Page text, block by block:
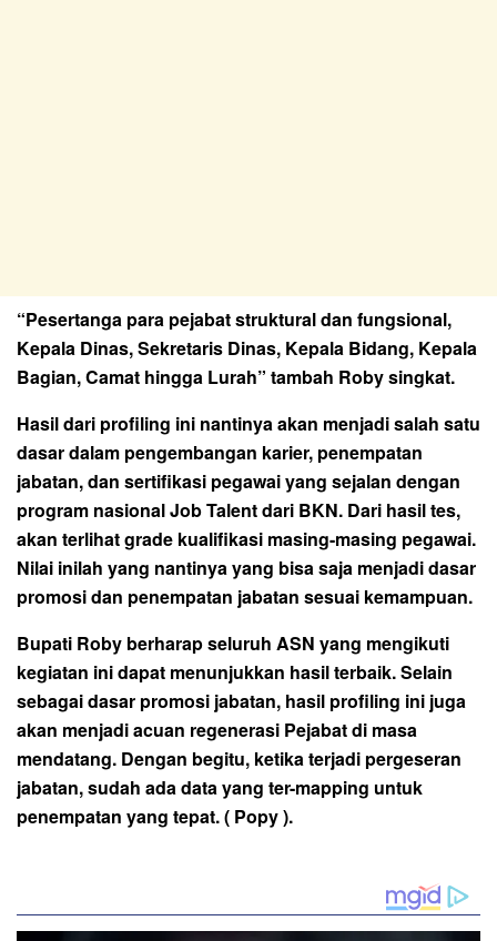
“Pesertanga para pejabat struktural dan fungsional,
Kepala Dinas, Sekretaris Dinas, Kepala Bidang, Kepala
Bagian, Camat hingga Lurah” tambah Roby singkat.
Hasil dari profiling ini nantinya akan menjadi salah satu
dasar dalam pengembangan karier, penempatan
jabatan, dan sertifikasi pegawai yang sejalan dengan
program nasional Job Talent dari BKN. Dari hasil tes,
akan terlihat grade kualifikasi masing-masing pegawai.
Nilai inilah yang nantinya yang bisa saja menjadi dasar
promosi dan penempatan jabatan sesuai kemampuan.
Bupati Roby berharap seluruh ASN yang mengikuti
kegiatan ini dapat menunjukkan hasil terbaik. Selain
sebagai dasar promosi jabatan, hasil profiling ini juga
akan menjadi acuan regenerasi Pejabat di masa
mendatang. Dengan begitu, ketika terjadi pergeseran
jabatan, sudah ada data yang ter-mapping untuk
penempatan yang tepat. ( Popy ).